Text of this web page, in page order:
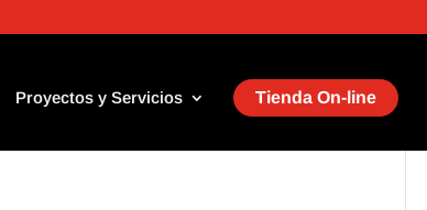
Proyectos y Servicios Tienda On-line